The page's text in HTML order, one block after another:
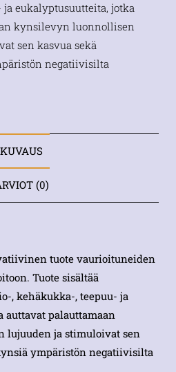
eukalyptusuutteita, jotka
kynsilevyn luonnollisen
sen kasvua sekä
negatiivisilta
KUVAUS
(0)
tuote vaurioituneiden
Tuote sisältää
, kehäkukka-, teepuu- ja
auttavat palauttamaan
ja stimuloivat sen
ympäristön negatiivisilta